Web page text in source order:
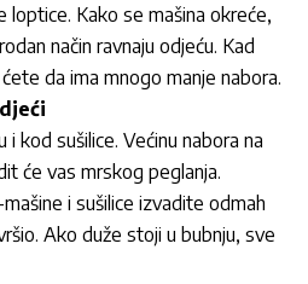
loptice. Kako se mašina okreće,
način ravnaju odjeću. Kad
da ima mnogo manje nabora.
kod sušilice. Većinu nabora na
će vas mrskog peglanja.
i sušilice izvadite odmah
Ako duže stoji u bubnju, sve